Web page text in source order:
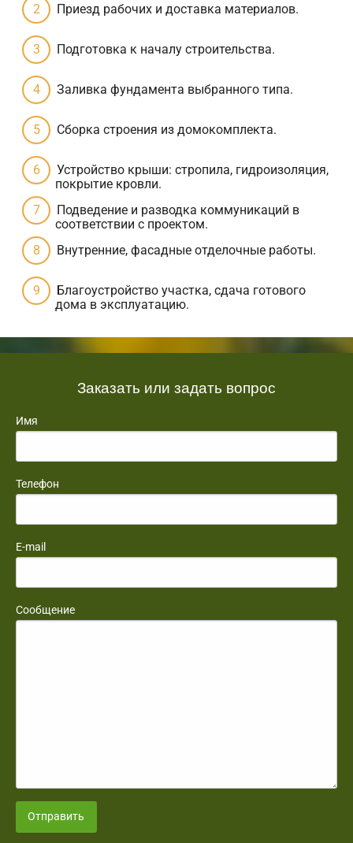
Приезд рабочих и доставка материалов.
Подготовка к началу строительства.
Заливка фундамента выбранного типа.
Сборка строения из домокомплекта.
Устройство крыши: стропила, гидроизоляция,
покрытие кровли.
Подведение и разводка коммуникаций в
соответствии с проектом.
Внутренние, фасадные отделочные работы.
Благоустройство участка, сдача готового
дома в эксплуатацию.
Заказать или задать вопрос
Имя
Телефон
E-mail
Сообщение
Отправить